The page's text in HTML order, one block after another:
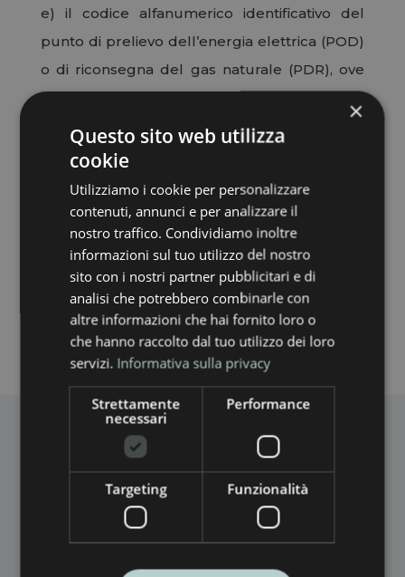
e) il codice alfanumerico identificativo del
punto di prelievo dell’energia elettrica (POD)
o di riconsegna del gas naturale (PDR), ove
disponibile o, qualora non disponibile, il
f) una breve descrizione dei fatti contestati.
MODULO RECLAMI
×
Questo sito web utilizza
cookie
Utilizziamo i cookie per personalizzare
contenuti, annunci e per analizzare il
nostro traffico. Condividiamo inoltre
informazioni sul tuo utilizzo del nostro
sito con i nostri partner pubblicitari e di
analisi che potrebbero combinarle con
altre informazioni che hai fornito loro o
che hanno raccolto dal tuo utilizzo dei loro
servizi. Informativa sulla privacy
Strettamente
necessari
Performance
Targeting Funzionalità